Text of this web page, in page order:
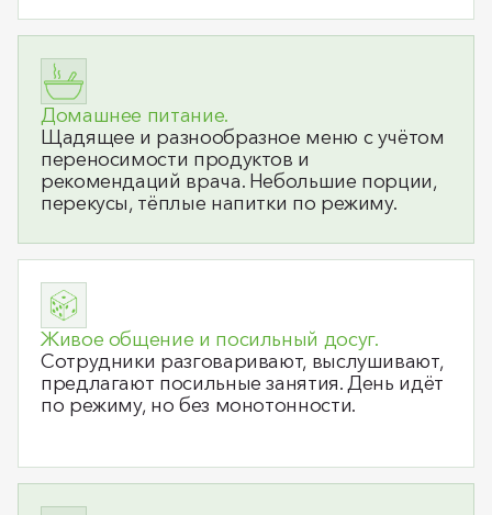
Домашнее питание.
Щадящее и разнообразное меню с учётом
переносимости продуктов и
рекомендаций врача. Небольшие порции,
перекусы, тёплые напитки по режиму.
Живое общение и посильный досуг.
Сотрудники разговаривают, выслушивают,
предлагают посильные занятия. День идёт
по режиму, но без монотонности.